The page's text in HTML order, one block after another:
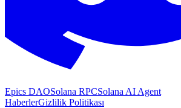
Epics DAOSolana RPCSolana AI Agent
HaberlerGizlilik Politikası